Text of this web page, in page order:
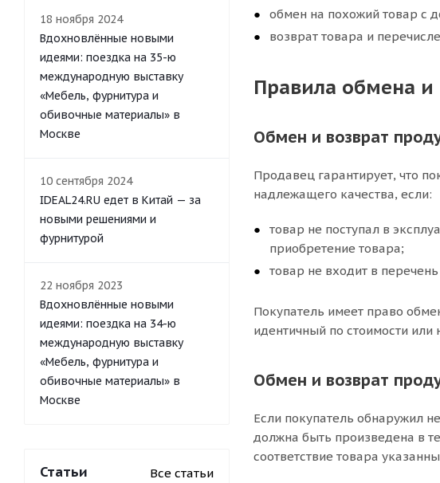
обмен на похожий товар с
возврат товара и
Правила обмена и
Обмен и возврат
Продавец гарантирует, что
надлежащего качества, если:
товар не поступал в
приобретение товара;
товар не входит в
Покупатель имеет право
идентичный по стоимости
Обмен и возврат
Если покупатель обнаружил
должна быть произведена в
соответствие товара
18 ноября 2024
Вдохновлённые новыми
идеями: поездка на 35-ю
международную выставку
«Мебель, фурнитура и
обивочные материалы» в
Москве
10 сентября 2024
IDEAL24.RU едет в Китай — за
новыми решениями и
фурнитурой
22 ноября 2023
Вдохновлённые новыми
идеями: поездка на 34-ю
международную выставку
«Мебель, фурнитура и
обивочные материалы» в
Москве
Статьи Все статьи